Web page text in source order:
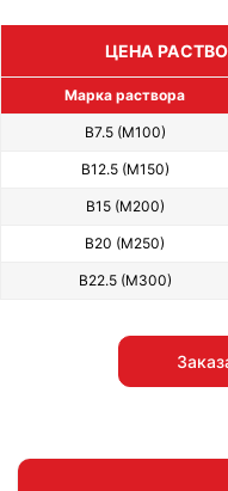
ЦЕНА
Марка раствора
В7.5 (М100)
В12.5 (М150)
В15 (М200)
В20 (М250)
В22.5 (М300)